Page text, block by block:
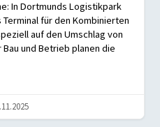
In Dortmunds Logistikpark
für den Kombinierten
auf den Umschlag von
und Betrieb planen die